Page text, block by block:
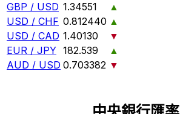
GBP / USD 1.34551
▲
USD / CHF 0.812440 ▲
USD / CAD 1.40130
▼
EUR / JPY 182.539
▲
AUD / USD 0.703382 ▼